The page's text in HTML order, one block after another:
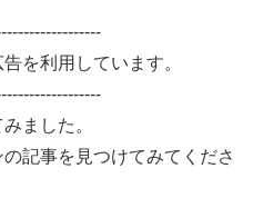
を利用しています。
ました。
記事を見つけてみてくださ